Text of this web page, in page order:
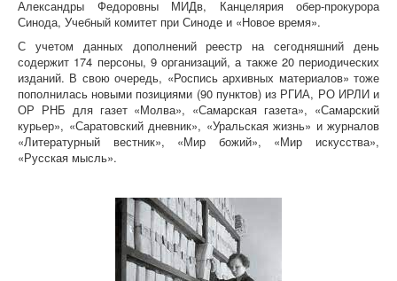
Александры Федоровны МИДв, Канцелярия обер-прокурора
Синода, Учебный комитет при Синоде и «Новое время».
С учетом данных дополнений реестр на сегодняшний день
содержит 174 персоны, 9 организаций, а также 20 периодических
изданий. В свою очередь, «Роспись архивных материалов» тоже
пополнилась новыми позициями (90 пунктов) из РГИА, РО ИРЛИ и
ОР РНБ для газет «Молва», «Самарская газета», «Самарский
курьер», «Саратовский дневник», «Уральская жизнь» и журналов
«Литературный вестник», «Мир божий», «Мир искусства»,
«Русская мысль».